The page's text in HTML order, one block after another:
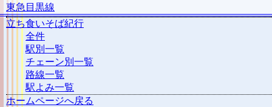
東急目黒線
立ち食いそば紀行
全件
駅別一覧
チェーン別一覧
路線一覧
駅よみ一覧
ホームページへ戻る